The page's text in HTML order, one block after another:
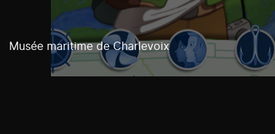
Musée maritime de Charlevoix